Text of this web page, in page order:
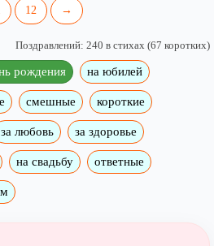
12 →
Поздравлений: 240 в стихах (67 коротких)
рождения на юбилей
смешные короткие
за любовь за здоровье
на свадьбу ответные